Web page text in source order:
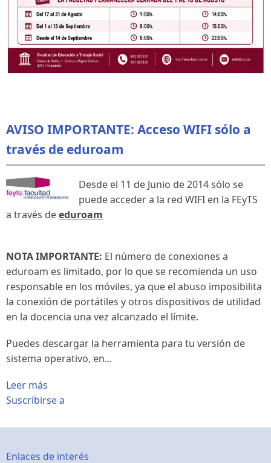
AVISO IMPORTANTE: Acceso WIFI sólo a
través de eduroam
Desde el 11 de Junio de 2014 sólo se
puede acceder a la red WIFI en la FEyTS
a través deeduroam
NOTA IMPORTANTE: El número de conexiones a
eduroam es limitado, por lo que se recomienda un uso
responsable en los móviles, ya que el abuso imposibilita
la conexión de portátiles y otros dispositivos de utilidad
en la docencia una vez alcanzado el límite.
Puedes descargar la herramienta para tu versión de
sistema operativo, en...
Leer más
Suscribirse a
Enlaces de interés